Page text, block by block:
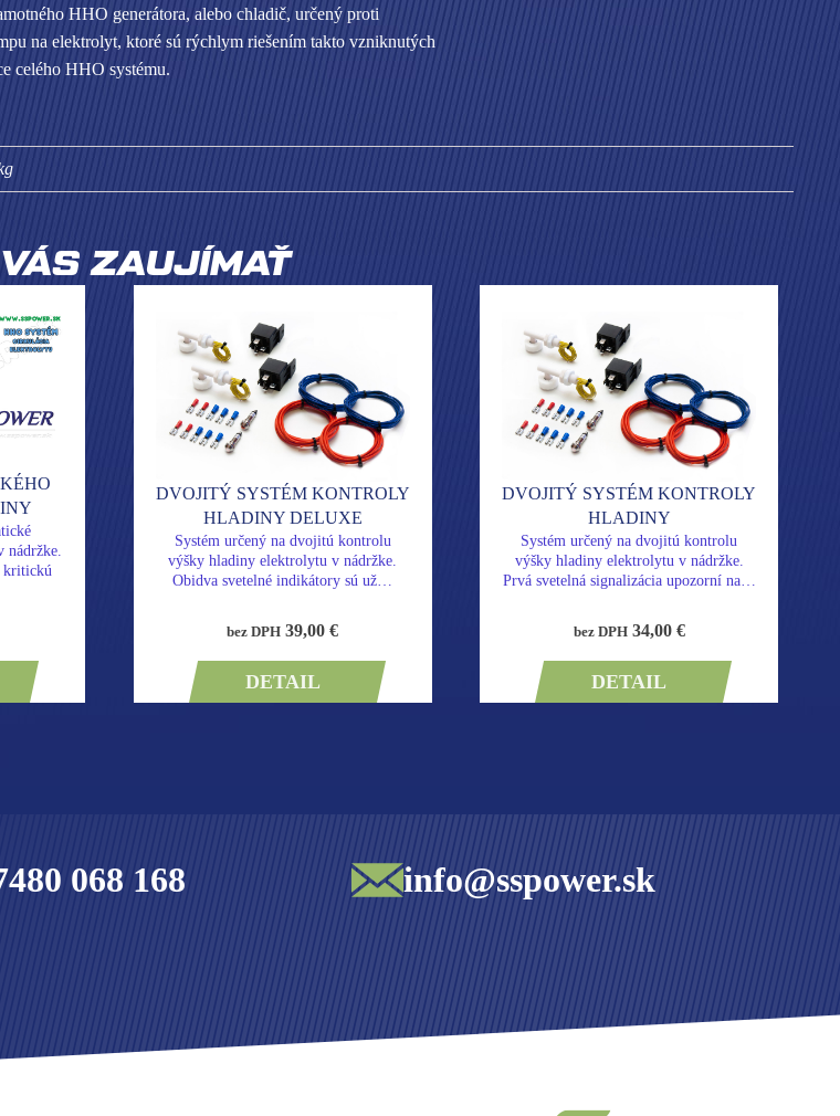
HHO generátora, alebo chladič, určený proti
na elektrolyt, ktoré sú rýchlym riešením takto vzniknutých
celého HHO systému.
ZAUJÍMAŤ
kritickú
DVOJITÝ SYSTÉM KONTROLY
HLADINY DELUXE
Systém určený na dvojitú kontrolu
výšky hladiny elektrolytu v nádržke.
Obidva svetelné indikátory sú už…
bez DPH 39,00 €
DETAIL
DVOJITÝ SYSTÉM KONTROLY
HLADINY
Systém určený na dvojitú kontrolu
výšky hladiny elektrolytu v nádržke.
Prvá svetelná signalizácia upozorní na…
bez DPH34,00 €
DETAIL
068 168 info@sspower.sk